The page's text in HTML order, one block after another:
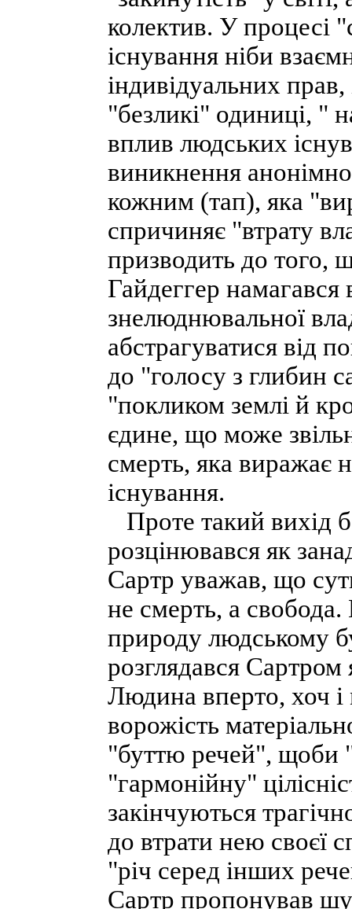
колектив. У процесі
існування ніби
індивідуальних
"безликі" одиниці, "
вплив людських
виникнення
кожним (тап), яка
спричиняє "втрату
призводить до того,
Гайдеггер намагався
знелюднювальної
абстрагуватися від
до "голосу з глибин
"покликом землі й
єдине, що може
смерть, яка виражає
існування.
Проте такий вихід
розцінювався як
Сартр уважав, що
не смерть, а
природу людському
розглядався
Людина вперто, хоч і
ворожість
"буттю речей", щоби
"гармонійну"
закінчуються
до втрати нею своєї
"річ серед інших
Сартр пропонував